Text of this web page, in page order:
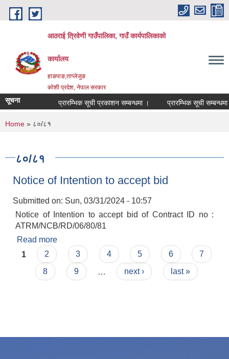
Skip to main content
आठराई त्रिवेणी गाउँपालिका, गाउँ कार्यपालिकाको
कार्यालय
हाङपाङ,ताप्लेजुङ
कोशी प्रदेश, नेपाल सरकार
सूचना प्रारम्भिक सूची प्रकाशन सम्बन्धमा । प्रारम्भिक सूची सम्बन्धमा
You are here
Home » ८०/८१
८०/८१
Notice of Intention to accept bid
Submitted on: Sun, 03/31/2024 - 10:57
Notice of Intention to accept bid of Contract ID no :
ATRM/NCB/RD/06/80/81
Read more
Pages
1 2 3 4 5 6
7
8
9 next › last »